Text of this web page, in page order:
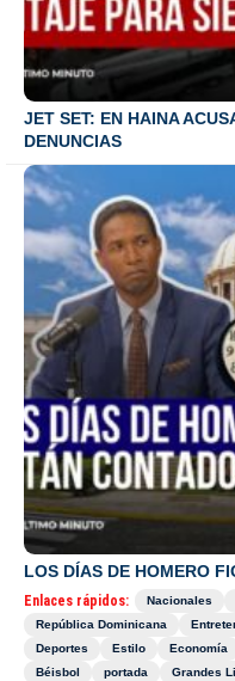
JET SET: EN HAINA
DENUNCIAS
LOS DÍAS DE HOMERO
Enlaces rápidos: Nacionales
República Dominicana
Deportes
Estilo Economía
Béisbol
portada Grandes